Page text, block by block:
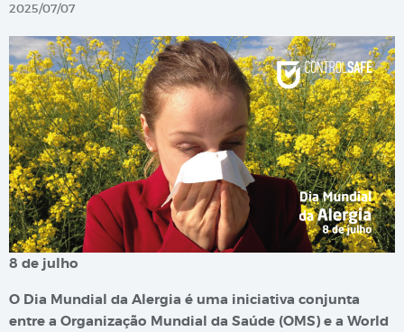
2025/07/07
8 de julho
O Dia Mundial da Alergia é uma iniciativa conjunta
entre a Organização Mundial da Saúde (OMS) e a World